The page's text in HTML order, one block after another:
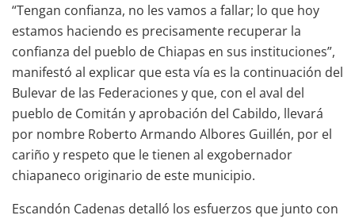
“Tengan confianza, no les vamos a fallar; lo que hoy
estamos haciendo es precisamente recuperar la
confianza del pueblo de Chiapas en sus instituciones”,
manifestó al explicar que esta vía es la continuación del
Bulevar de las Federaciones y que, con el aval del
pueblo de Comitán y aprobación del Cabildo, llevará
por nombre Roberto Armando Albores Guillén, por el
cariño y respeto que le tienen al exgobernador
chiapaneco originario de este municipio.
Escandón Cadenas detalló los esfuerzos que junto con